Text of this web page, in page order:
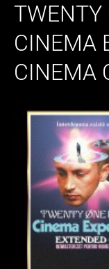
TWENTY
CINEMA
CINEMA